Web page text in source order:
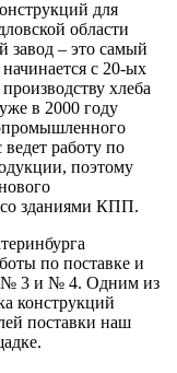
для
области
– это самый
с 20-ых
хлеба
в 2000 году
работу по
поэтому
со зданиями КПП.
по поставке и
№ 3 и № 4. Одним из
конструкций
поставки наш